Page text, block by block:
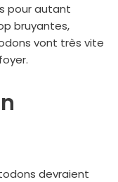
pour autant
bruyantes,
vont très vite
devraient